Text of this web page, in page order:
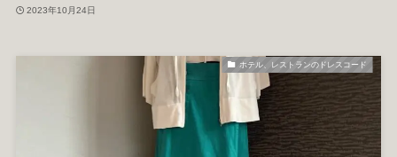
2023年10月24日
ホテル、レストランのドレスコード